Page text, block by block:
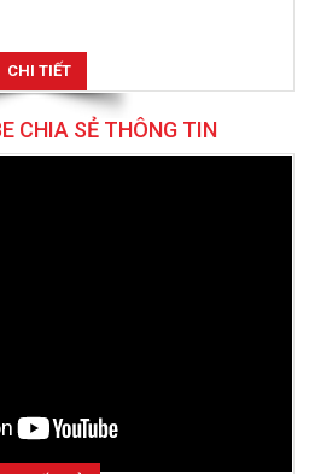
CHIA SẺ THÔNG TIN